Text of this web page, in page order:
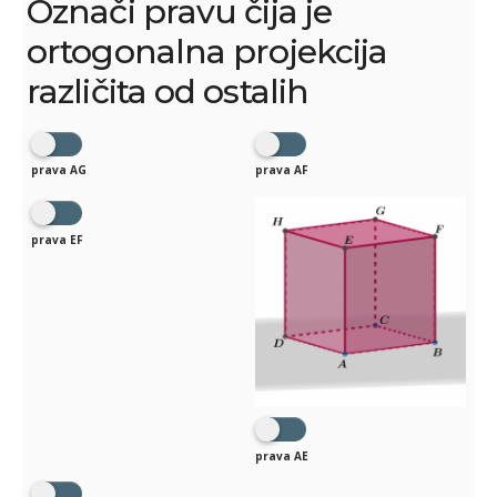
Označi pravu čija je
ortogonalna projekcija
različita od ostalih
prava AG prava AF
prava EF
prava AE